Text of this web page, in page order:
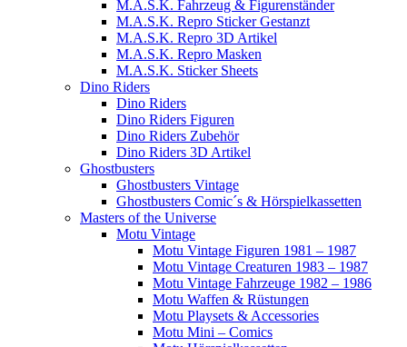
M.A.S.K. Fahrzeug & Figurenständer
M.A.S.K. Repro Sticker Gestanzt
M.A.S.K. Repro 3D Artikel
M.A.S.K. Repro Masken
M.A.S.K. Sticker Sheets
Dino Riders
Dino Riders
Dino Riders Figuren
Dino Riders Zubehör
Dino Riders 3D Artikel
Ghostbusters
Ghostbusters Vintage
Ghostbusters Comic´s & Hörspielkassetten
Masters of the Universe
Motu Vintage
Motu Vintage Figuren 1981 – 1987
Motu Vintage Creaturen 1983 – 1987
Motu Vintage Fahrzeuge 1982 – 1986
Motu Waffen & Rüstungen
Motu Playsets & Accessories
Motu Mini – Comics